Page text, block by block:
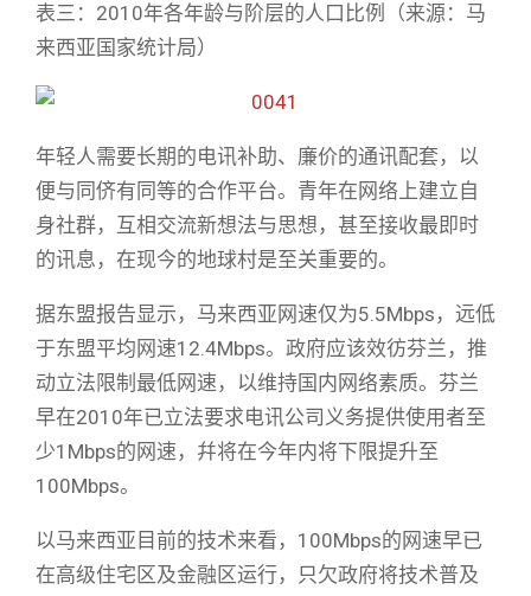
表三：2010年各年龄与阶层的人口比例（来源：马
来西亚国家统计局）
年轻人需要长期的电讯补助、廉价的通讯配套，以
便与同侪有同等的合作平台。青年在网络上建立自
身社群，互相交流新想法与思想，甚至接收最即时
的讯息，在现今的地球村是至关重要的。
据东盟报告显示，马来西亚网速仅为5.5Mbps，远低
于东盟平均网速12.4Mbps。政府应该效彷芬兰，推
动立法限制最低网速，以维持国内网络素质。芬兰
早在2010年已立法要求电讯公司义务提供使用者至
少1Mbps的网速，幷将在今年内将下限提升至
100Mbps。
以马来西亚目前的技术来看，100Mbps的网速早已
在高级住宅区及金融区运行，只欠政府将技术普及